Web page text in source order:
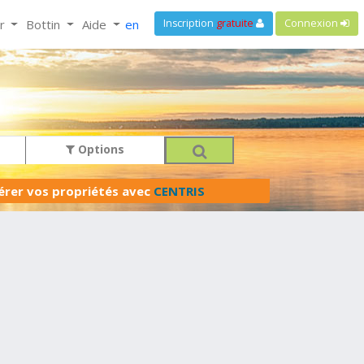
Bottin Aide en Inscription gratuite Connexion
Options
vos propriétés avec CENTRIS